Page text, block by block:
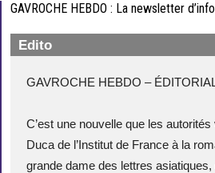
GAVROCHE HEBDO : La newsletter
Edito
GAVROCHE HEBDO –
C’est une nouvelle que les
Duca de l’Institut de France à la
grande dame des lettres